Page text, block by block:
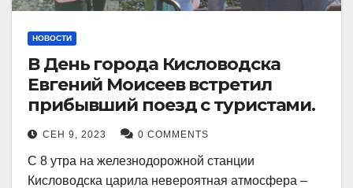
НОВОСТИ
В День города Кисловодска
Евгений Моисеев встретил
прибывший поезд с туристами.
СЕН 9, 2023 0 COMMENTS
С 8 утра на железнодорожной станции
Кисловодска царила невероятная атмосфера –